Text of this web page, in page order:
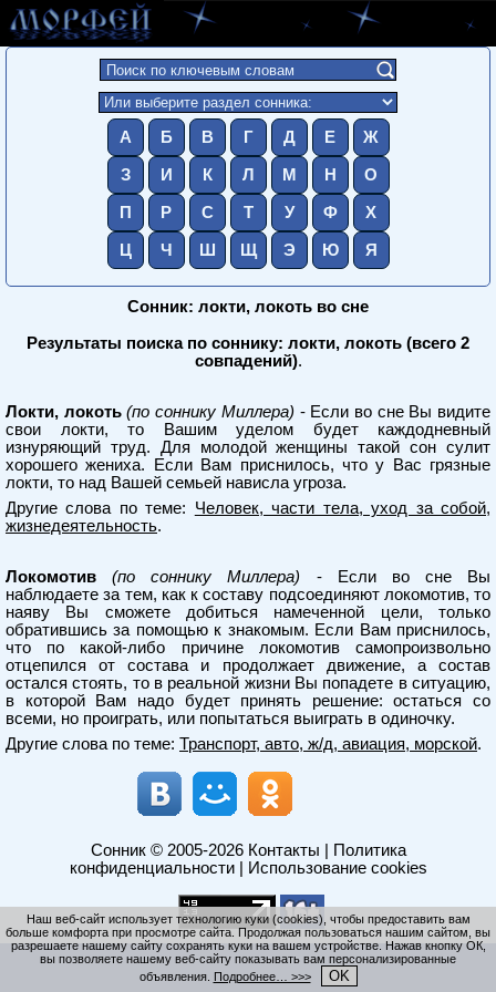
А Б В Г Д Е Ж
З И К Л М Н О
П Р С Т У Ф Х
Ц Ч Ш Щ Э Ю Я
Сонник: локти, локоть во сне
Результаты поиска по соннику: локти, локоть (всего 2
совпадений).
Локти, локоть (по соннику Миллера) - Если во сне Вы видите
свои локти, то Вашим уделом будет каждодневный
изнуряющий труд. Для молодой женщины такой сон сулит
хорошего жениха. Если Вам приснилось, что у Вас грязные
локти, то над Вашей семьей нависла угроза.
Другие слова по теме: Человек, части тела, уход за собой,
жизнедеятельность.
Локомотив (по соннику Миллера) - Если во сне Вы
наблюдаете за тем, как к составу подсоединяют локомотив, то
наяву Вы сможете добиться намеченной цели, только
обратившись за помощью к знакомым. Если Вам приснилось,
что по какой-либо причине локомотив самопроизвольно
отцепился от состава и продолжает движение, а состав
остался стоять, то в реальной жизни Вы попадете в ситуацию,
в которой Вам надо будет принять решение: остаться со
всеми, но проиграть, или попытаться выиграть в одиночку.
Другие слова по теме: Транспорт, авто, ж/д, авиация, морской.
Сонник© 2005-2026 Контакты
Политика
конфиденциальности| Использование cookies
Наш веб-сайт использует технологию куки (cookies), чтобы предоставить вам
больше комфорта при просмотре сайта. Продолжая пользоваться нашим сайтом, вы
разрешаете нашему сайту сохранять куки на вашем устройстве. Нажав кнопку ОК,
вы позволяете нашему веб-сайту показывать вам персонализированные
объявления. Подробнее… >>> OK